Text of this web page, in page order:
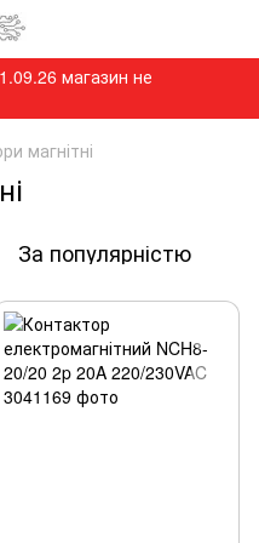
магазин не
магнітні
За популярністю